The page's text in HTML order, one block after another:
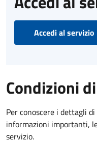
Accedi al servizio
Condizioni
Per conoscere i dettagli
informazioni importanti,
servizio.